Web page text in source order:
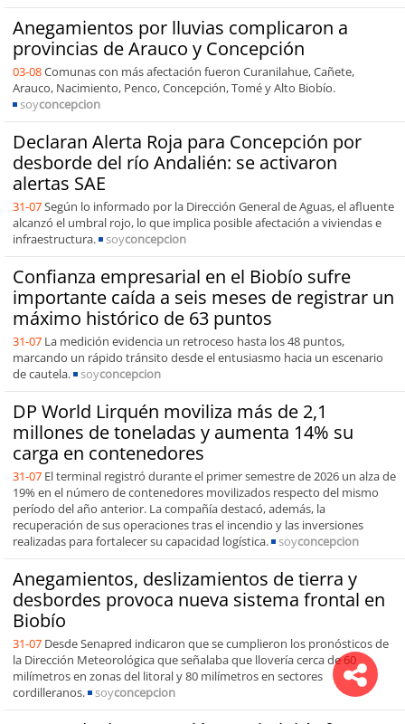
Anegamientos por lluvias complicaron a
provincias de Arauco y Concepción
03-08Comunas con más afectación fueron Curanilahue, Cañete,
Arauco, Nacimiento, Penco, Concepción, Tomé y Alto Biobío.
soyconcepcion
Declaran Alerta Roja para Concepción por
desborde del río Andalién: se activaron
alertas SAE
31-07Según lo informado por la Dirección General de Aguas, el afluente
alcanzó el umbral rojo, lo que implica posible afectación a viviendas e
infraestructura.
soyconcepcion
Confianza empresarial en el Biobío sufre
importante caída a seis meses de registrar un
máximo histórico de 63 puntos
31-07 La medición evidencia un retroceso hasta los 48 puntos,
marcando un rápido tránsito desde el entusiasmo hacia un escenario
de cautela.
soyconcepcion
DP World Lirquén moviliza más de 2,1
millones de toneladas y aumenta 14% su
carga en contenedores
31-07 El terminal registró durante el primer semestre de 2026 un alza de
19% en el número de contenedores movilizados respecto del mismo
período del año anterior. La compañía destacó, además, la
recuperación de sus operaciones tras el incendio y las inversiones
realizadas para fortalecer su capacidad logística.
soyconcepcion
Anegamientos, deslizamientos de tierra y
desbordes provoca nueva sistema frontal en
Biobío
31-07 Desde Senapred indicaron que se cumplieron los pronósticos de
la Dirección Meteorológica que señalaba que llovería cerca de 60
milímetros en zonas del litoral y 80 milímetros en sectores
cordilleranos.
soyconcepcion